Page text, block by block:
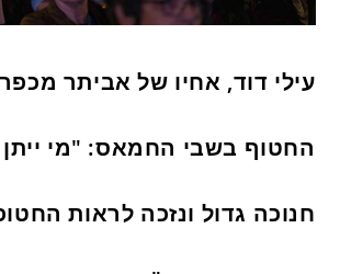
עילי דוד, אחיו של אביתר
החטוף בשבי החמאס: "מי ייתן
חנוכה גדול ונזכה לראות